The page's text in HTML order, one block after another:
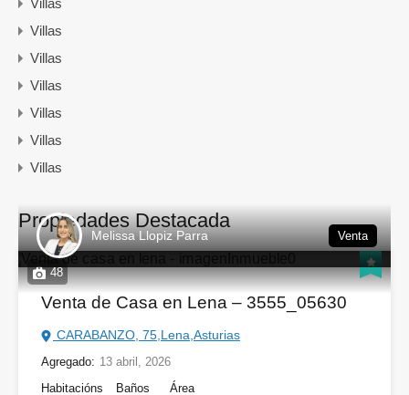
Villas
Villas
Villas
Villas
Villas
Villas
Villas
Propiedades Destacada
48
Melissa Llopiz Parra Venta
Venta de Casa en Lena – 3555_05630
CARABANZO, 75,Lena,Asturias
Agregado: 13 abril, 2026
Habitacións
Baños Área